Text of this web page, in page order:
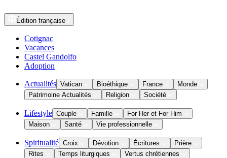
Édition française
Cotignac
Vacances
Castel Gandolfo
Adoption
Actualités Vatican Bioéthique France
Monde
Patrimoine Actualités
Religion Société
Lifestyle Couple Famille
For Her et For Him
Maison
Santé Vie professionnelle
Spiritualité Croix Dévotion Écritures
Prière
Rites
Temps liturgiques Vertus chrétiennes